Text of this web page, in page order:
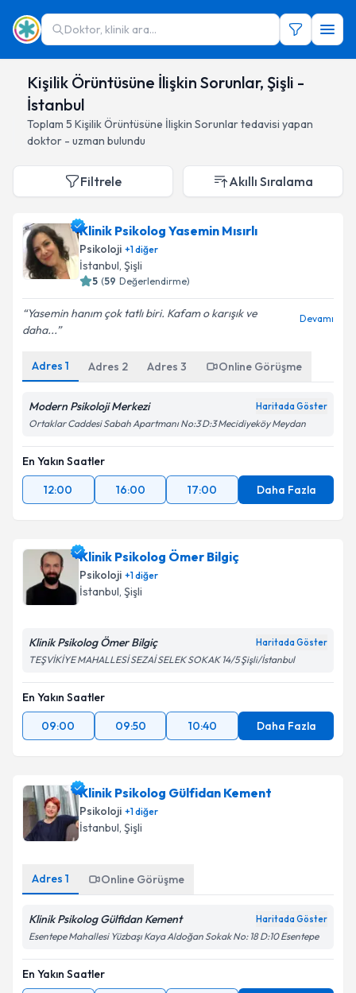
Doktor, klinik ara...
Kişilik Örüntüsüne İlişkin Sorunlar, Şişli -
İstanbul
Toplam 5 Kişilik Örüntüsüne İlişkin Sorunlartedavisi yapan
doktor - uzman bulundu
Filtrele Akıllı Sıralama
Klinik Psikolog Yasemin Mısırlı
Psikoloji +1diğer
İstanbul, Şişli
5 (59 Değerlendirme)
Yasemin hanım çok tatlı biri. Kafam o karışık ve
daha...
Devamı
Adres 1 Adres 2 Adres 3 Online Görüşme
Modern Psikoloji Merkezi Haritada Göster
Ortaklar Caddesi Sabah Apartmanı No:3 D:3 Mecidiyeköy Meydan
En Yakın Saatler
12:00
16:00 17:00 Daha Fazla
Klinik Psikolog Ömer Bilgiç
Psikoloji +1diğer
İstanbul, Şişli
Klinik Psikolog Ömer Bilgiç Haritada Göster
TEŞVİKİYE MAHALLESİ SEZAİ SELEK SOKAK 14/5 Şişli/İstanbul
En Yakın Saatler
09:00
09:50 10:40 Daha Fazla
Klinik Psikolog Gülfidan Kement
Psikoloji +1diğer
İstanbul, Şişli
Adres 1 Online Görüşme
Klinik Psikolog Gülfidan Kement Haritada Göster
Esentepe Mahallesi Yüzbaşı Kaya Aldoğan Sokak No: 18 D:10 Esentepe
En Yakın Saatler